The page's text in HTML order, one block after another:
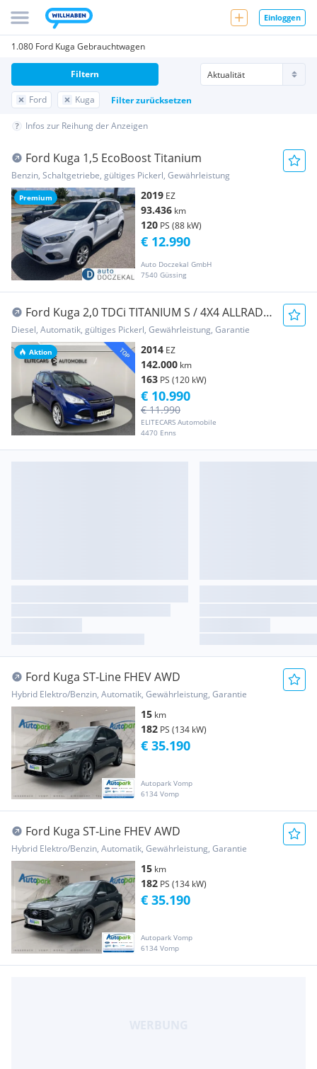
Einloggen
1.080 Ford Kuga Gebrauchtwagen
Ford Kuga Filter zurücksetzen
Filtern
Infos zur Reihung der Anzeigen
Premium
Ford Kuga 1,5 EcoBoost Titanium
Benzin, Schaltgetriebe, gültiges Pickerl, Gewährleistung
2019 EZ
93.436 km
120 PS (88 kW)
Auto Doczekal GmbH
7540 Güssing
€ 12.990
Aktion
Ford Kuga 2,0 TDCi TITANIUM S / 4X4 ALLRAD /
ANHÄNGE...
Diesel, Automatik, gültiges Pickerl, Gewährleistung, Garantie
2014 EZ
142.000 km
163 PS (120 kW)
ELITECARS Automobile
4470 Enns
€ 11.990
€ 10.990
Ford Kuga ST-Line FHEV AWD
Hybrid Elektro/Benzin, Automatik, Gewährleistung, Garantie
15 km
182 PS (134 kW)
Autopark Vomp
6134 Vomp
€ 35.190
Ford Kuga ST-Line FHEV AWD
Hybrid Elektro/Benzin, Automatik, Gewährleistung, Garantie
15 km
182 PS (134 kW)
Autopark Vomp
6134 Vomp
€ 35.190